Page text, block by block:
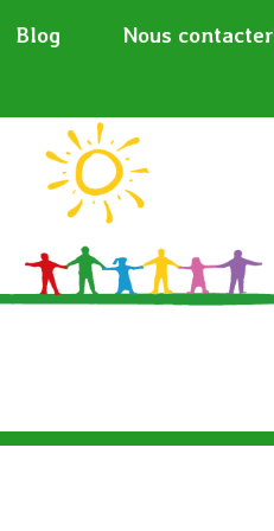
Blog Nous contacter